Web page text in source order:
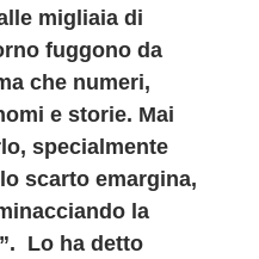
migliaia di
fuggono da
che numeri,
e storie. Mai
specialmente
scarto emargina,
la
Lo ha detto